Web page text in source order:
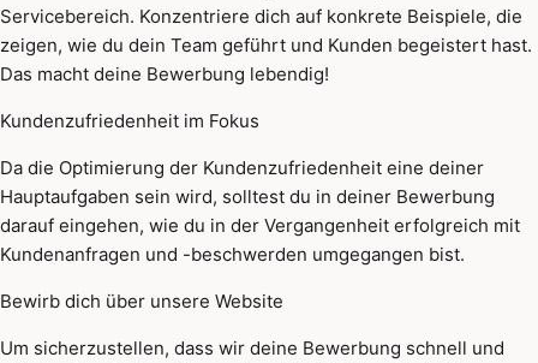
Servicebereich. Konzentriere dich auf konkrete Beispiele, die
zeigen, wie du dein Team geführt und Kunden begeistert hast.
Das macht deine Bewerbung lebendig!
Kundenzufriedenheit im Fokus
Da die Optimierung der Kundenzufriedenheit eine deiner
Hauptaufgaben sein wird, solltest du in deiner Bewerbung
darauf eingehen, wie du in der Vergangenheit erfolgreich mit
Kundenanfragen und -beschwerden umgegangen bist.
Bewirb dich über unsere Website
Um sicherzustellen, dass wir deine Bewerbung schnell und